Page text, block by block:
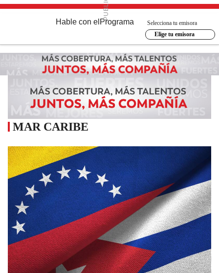
Hable con el Programa
Selecciona tu emisora
Elige tu emisora
MAR CARIBE